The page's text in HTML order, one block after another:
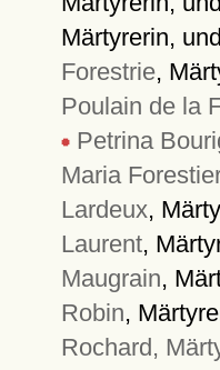
Märtyrerin, und
Forestrie,
Poulain de la
Petrina
Maria Forestier
Lardeux,
Laurent,
Maugrain,
Robin,
Rochard,